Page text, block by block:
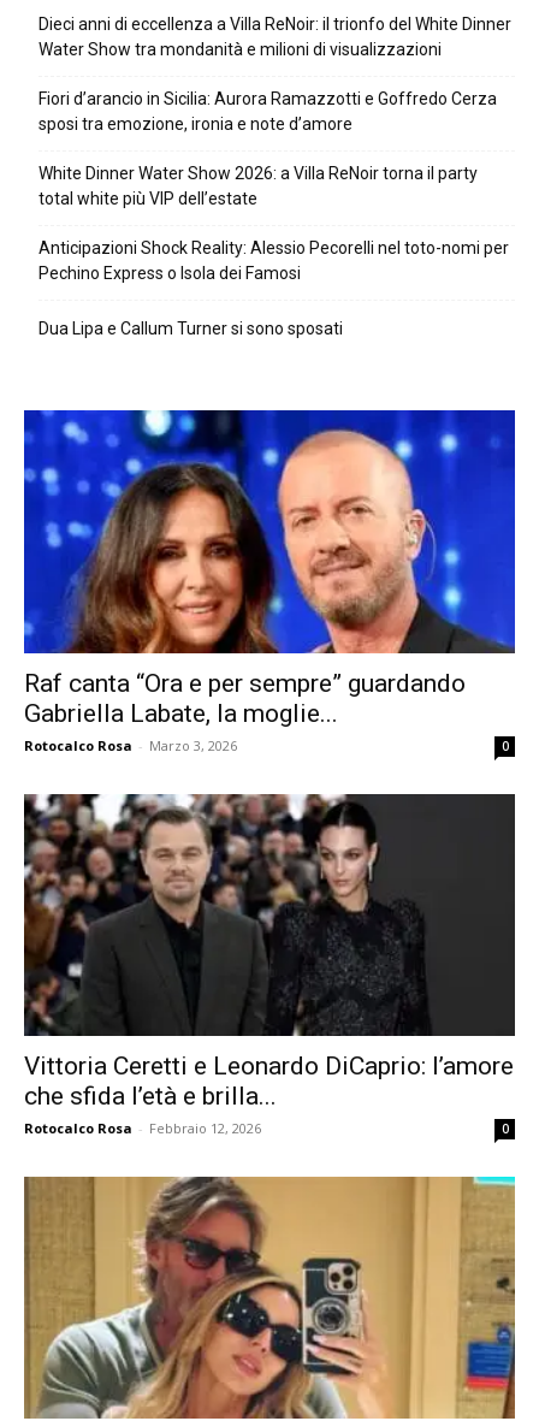
Dieci anni di eccellenza a Villa ReNoir: il trionfo del White Dinner
Water Show tra mondanità e milioni di visualizzazioni
Fiori d’arancio in Sicilia: Aurora Ramazzotti e Goffredo Cerza
sposi tra emozione, ironia e note d’amore
White Dinner Water Show 2026: a Villa ReNoir torna il party
total white più VIP dell’estate
Anticipazioni Shock Reality: Alessio Pecorelli nel toto-nomi per
Pechino Express o Isola dei Famosi
Dua Lipa e Callum Turner si sono sposati
Raf canta “Ora e per sempre” guardando
Gabriella Labate, la moglie...
Rotocalco Rosa - Marzo 3, 2026 0
Vittoria Ceretti e Leonardo DiCaprio: l’amore
che sfida l’età e brilla...
Rotocalco Rosa - Febbraio 12, 2026 0